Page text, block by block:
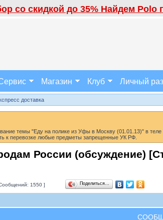
со скидкой до 35% Найдем Polo
Магазин Клуб Личный
доставка
темы "Еду на полике из Уфы в Москву (01.01.13)" в теле
к перевозке любые предметы запрещенные УК РФ.
России (обсуждение)
1550 ] Поделиться…